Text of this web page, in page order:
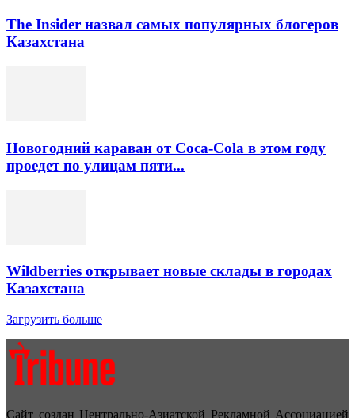
The Insider назвал самых популярных блогеров
Казахстана
Новогодний караван от Coca-Cola в этом году
проедет по улицам пяти...
Wildberries открывает новые склады в городах
Казахстана
Загрузить больше
Сайт создан Центрально-Азиатской Рекламной Ассоциацией